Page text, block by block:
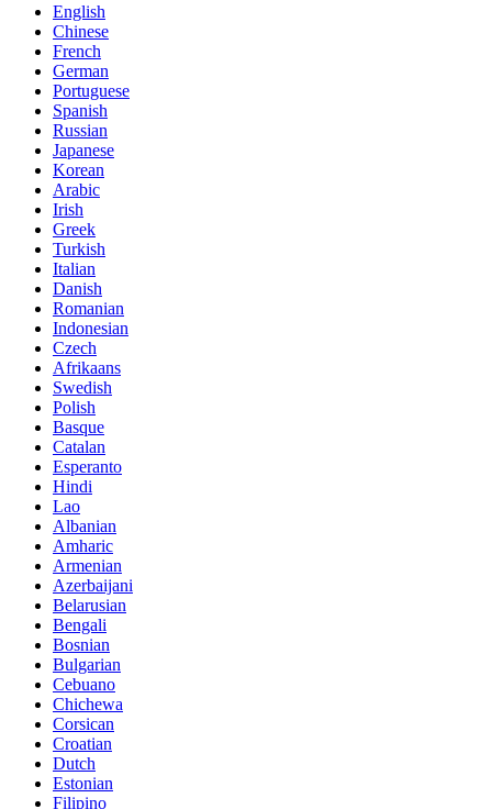
English
Chinese
French
German
Portuguese
Spanish
Russian
Japanese
Korean
Arabic
Irish
Greek
Turkish
Italian
Danish
Romanian
Indonesian
Czech
Afrikaans
Swedish
Polish
Basque
Catalan
Esperanto
Hindi
Lao
Albanian
Amharic
Armenian
Azerbaijani
Belarusian
Bengali
Bosnian
Bulgarian
Cebuano
Chichewa
Corsican
Croatian
Dutch
Estonian
Filipino